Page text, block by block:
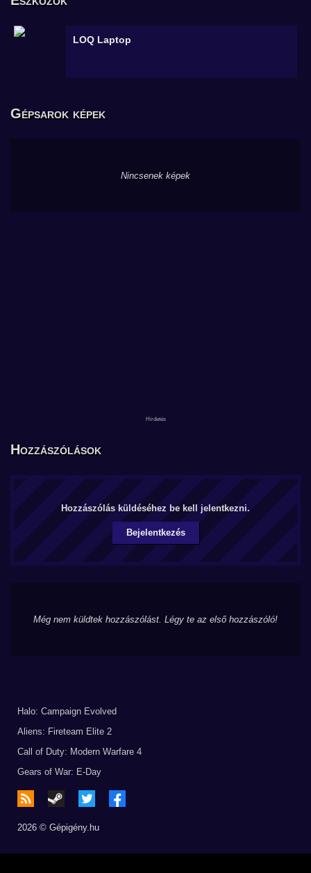
LOQ Laptop
Gépsarok képek
Nincsenek képek
Hozzászólások
Hozzászólás küldéséhez be kell jelentkezni.
Bejelentkezés
Még nem küldtek hozzászólást. Légy te az első hozzászóló!
Halo: Campaign Evolved
Aliens: Fireteam Elite 2
Call of Duty: Modern Warfare 4
Gears of War: E-Day
2026 © Gépigény.hu